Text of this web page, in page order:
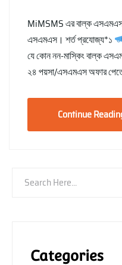
MiMSMS এর বাল্ক এসএমএস
এসএমএস। শর্ত প্রযোজ্য*১
যে কোন নন-মাস্কিং বাল্ক
২৪ পয়সা/এসএমএস অফার
Continue
Categories